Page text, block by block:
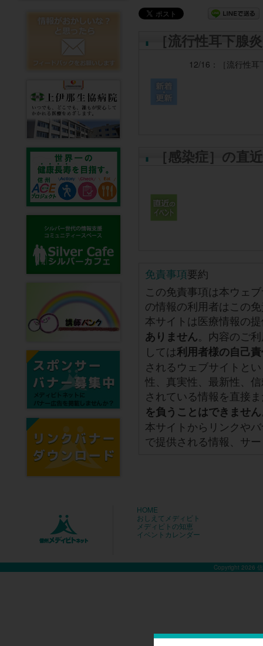
［流行性耳下腺
12/16： ［流行性
［感染症］の直
免責事項要約
この免責事項は本ウェ
の情報の利用者はこの
本サイトは医療情報の
ありません。内容のご
しては利用者様の自己
されるウェブサイトと
性、真実性、最新性、
されている情報を直接
を負うことはできません
本サイトからリンクや
で提供される情報、サ
HOME
おしえてメディビト
メディビトの知恵
イベントカレンダー
Copyright 2026